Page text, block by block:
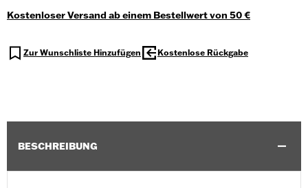
Kostenloser Versand ab einem Bestellwert von 50 €
Zur Wunschliste Hinzufügen Kostenlose Rückgabe
BESCHREIBUNG